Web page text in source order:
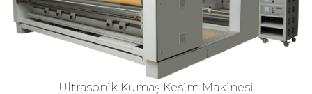
Ultrasonik Kumaş Kesim Makinesi